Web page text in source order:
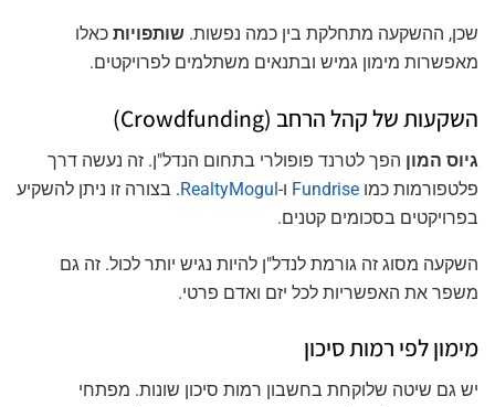
שכן, ההשקעה מתחלקת בין כמה נפשות. שותפויות כאלו
מאפשרות מימון גמיש ובתנאים משתלמים לפרויקטים.
השקעות של קהל הרחב (Crowdfunding)
גיוס המון הפך לטרנד פופולרי בתחום הנדל"ן. זה נעשה דרך
פלטפורמות כמו Fundrise ו-RealtyMogul. בצורה זו ניתן להשקיע
בפרויקטים בסכומים קטנים.
השקעה מסוג זה גורמת לנדל"ן להיות נגיש יותר לכול. זה גם
משפר את האפשריות לכל יזם ואדם פרטי.
מימון לפי רמות סיכון
יש גם שיטה שלוקחת בחשבון רמות סיכון שונות. מפתחי